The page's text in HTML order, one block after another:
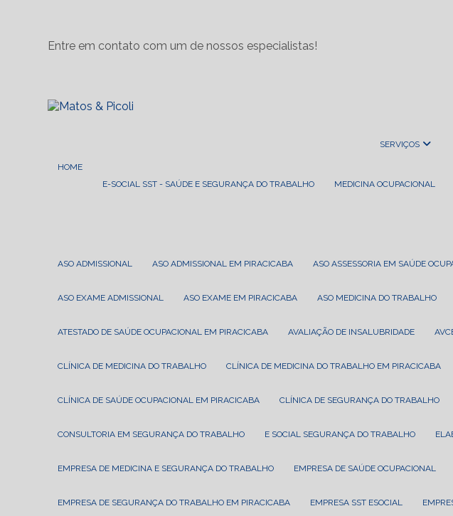
Entre em contato com um de nossos especialistas!
HOME
SERVIÇOS
E-SOCIAL SST - SAÚDE E SEGURANÇA DO TRABALHO MEDICINA OCUPACIONAL
ASO ADMISSIONAL ASO ADMISSIONAL EM PIRACICABA ASO ASSESSORIA EM SAÚDE
ASO EXAME ADMISSIONAL ASO EXAME EM PIRACICABA ASO MEDICINA DO TRABALHO
ATESTADO DE SAÚDE OCUPACIONAL EM PIRACICABA AVALIAÇÃO DE INSALUBRIDADE
CLÍNICA DE MEDICINA DO TRABALHO CLÍNICA DE MEDICINA DO TRABALHO EM PIRACICABA
CLÍNICA DE SAÚDE OCUPACIONAL EM PIRACICABA CLÍNICA DE SEGURANÇA DO TRABALHO
CONSULTORIA EM SEGURANÇA DO TRABALHO E SOCIAL SEGURANÇA DO TRABALHO
EMPRESA DE MEDICINA E SEGURANÇA DO TRABALHO EMPRESA DE SAÚDE OCUPACIONAL
EMPRESA DE SEGURANÇA DO TRABALHO EM PIRACICABA EMPRESA SST ESOCIAL